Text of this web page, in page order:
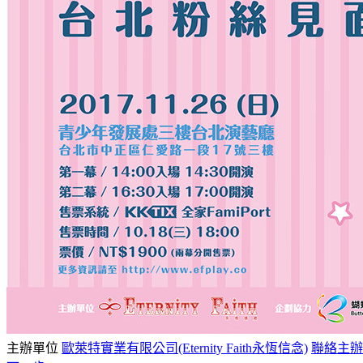
主辦單位 歐萊特實業有限公司(Eternity Faith永恆信念) 聯絡主